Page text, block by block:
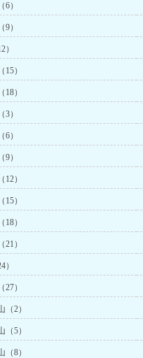
）
）
）
）
）
）
）
）
）
）
）
）
2）
5）
8）